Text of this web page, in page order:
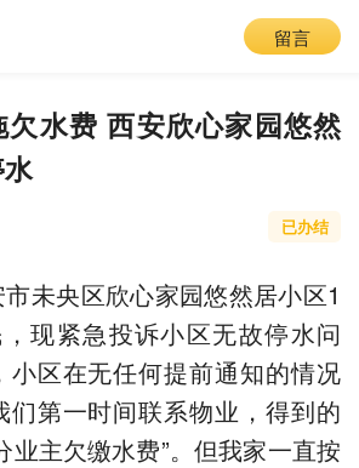
留言
欠水费 西安欣心家园悠然
已办结
未央区欣心家园悠然居小区1
现紧急投诉小区无故停水问
小区在无任何提前通知的情况
们第一时间联系物业，得到的
业主欠缴水费”。但我家一直按